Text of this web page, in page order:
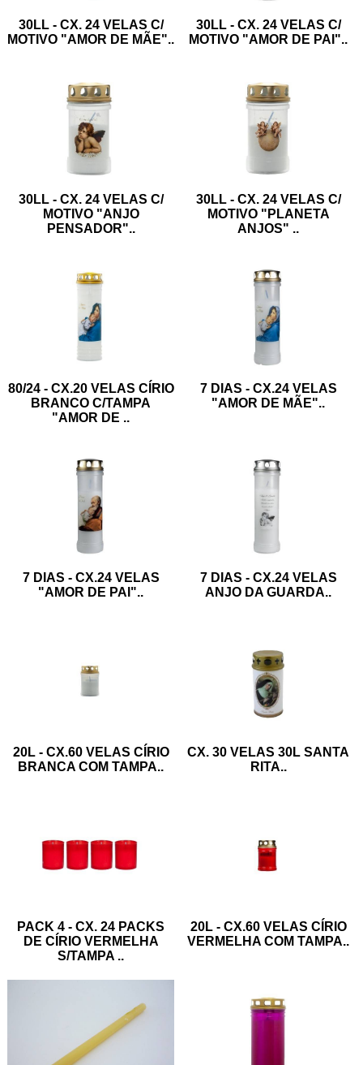
30LL - CX. 24 VELAS C/
MOTIVO "AMOR DE MÃE"..
30LL - CX. 24 VELAS C/
MOTIVO "AMOR DE PAI"..
30LL - CX. 24 VELAS C/
MOTIVO "ANJO
PENSADOR"..
30LL - CX. 24 VELAS C/
MOTIVO "PLANETA
ANJOS" ..
80/24 - CX.20 VELAS CÍRIO
BRANCO C/TAMPA
"AMOR DE ..
7 DIAS - CX.24 VELAS
"AMOR DE MÃE"..
7 DIAS - CX.24 VELAS
"AMOR DE PAI"..
7 DIAS - CX.24 VELAS
ANJO DA GUARDA..
20L - CX.60 VELAS CÍRIO
BRANCA COM TAMPA..
CX. 30 VELAS 30L SANTA
RITA..
PACK 4 - CX. 24 PACKS
DE CÍRIO VERMELHA
S/TAMPA ..
20L - CX.60 VELAS CÍRIO
VERMELHA COM TAMPA..